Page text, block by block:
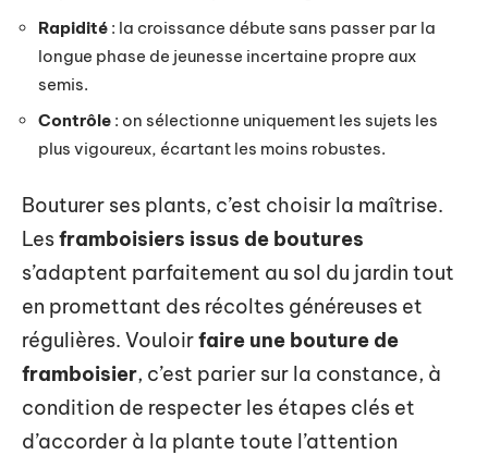
Rapidité : la croissance débute sans passer par la
longue phase de jeunesse incertaine propre aux
semis.
Contrôle : on sélectionne uniquement les sujets les
plus vigoureux, écartant les moins robustes.
Bouturer ses plants, c’est choisir la maîtrise.
Lesframboisiers issus de boutures
s’adaptent parfaitement au sol du jardin tout
en promettant des récoltes généreuses et
régulières. Vouloirfaire une bouture de
framboisier, c’est parier sur la constance, à
condition de respecter les étapes clés et
d’accorder à la plante toute l’attention